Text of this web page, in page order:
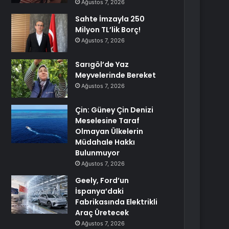
Ağustos 7, 2026
Sahte İmzayla 250
Milyon TL’lik Borç!
Ağustos 7, 2026
Sarıgöl’de Yaz
Meyvelerinde Bereket
Ağustos 7, 2026
Çin: Güney Çin Denizi
Meselesine Taraf
Olmayan Ülkelerin
Müdahale Hakkı
Bulunmuyor
Ağustos 7, 2026
Geely, Ford’un
İspanya’daki
Fabrikasında Elektrikli
Araç Üretecek
Ağustos 7, 2026